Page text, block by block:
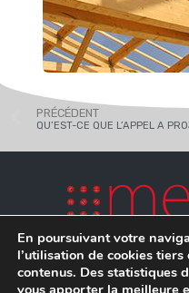
PRÉCÉDENT
En poursuivant votre
l’utilisation de cookies
contenus. Des statistiques
vous apporter la meilleure